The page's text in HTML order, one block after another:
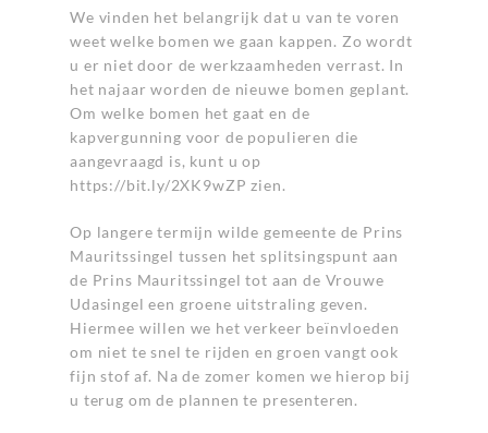
We vinden het belangrijk dat u van te voren
weet welke bomen we gaan kappen. Zo wordt
u er niet door de werkzaamheden verrast. In
het najaar worden de nieuwe bomen geplant.
Om welke bomen het gaat en de
kapvergunning voor de populieren die
aangevraagd is, kunt u op
https://bit.ly/2XK9wZP zien.
Op langere termijn wilde gemeente de Prins
Mauritssingel tussen het splitsingspunt aan
de Prins Mauritssingel tot aan de Vrouwe
Udasingel een groene uitstraling geven.
Hiermee willen we het verkeer beïnvloeden
om niet te snel te rijden en groen vangt ook
fijn stof af. Na de zomer komen we hierop bij
u terug om de plannen te presenteren.